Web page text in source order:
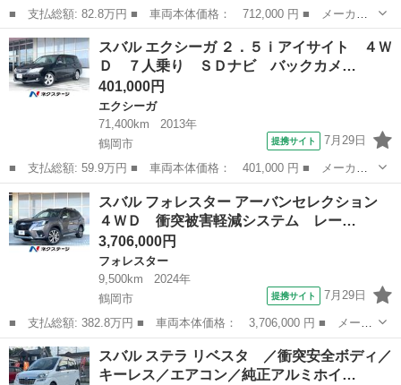
■ 支払総額: 82.8万円 ■ 車両本体価格： 712,000 円 ■ メーカー
名： スバル ■ 車種名： ＸＶ ■ グレード名： ２．０ｉ アイ
サイト ４ＷＤ バックカメラ 衝突被害軽減システム レーダーク
ルーズ 禁煙...
山形 米沢市 インプレッサ
スバル エクシーガ ２．５ｉアイサイト ４Ｗ
Ｄ ７人乗り ＳＤナビ バックカメ…
401,000円
エクシーガ
71,400km
2013年
鶴岡市
提携サイト 7月29日
■ 支払総額: 59.9万円 ■ 車両本体価格： 401,000 円 ■ メーカー
名： スバル ■ 車種名： エクシーガ ■ グレード名： ２．５ｉ
アイサイト ４ＷＤ ７人乗り ＳＤナビ バックカメラ 衝突被害
軽減システム...
山形 鶴岡市
スバル フォレスター アーバンセレクション
４ＷＤ 衝突被害軽減システム レー…
3,706,000円
フォレスター
9,500km
2024年
鶴岡市
提携サイト 7月29日
■ 支払総額: 382.8万円 ■ 車両本体価格： 3,706,000 円 ■ メーカ
ー名： スバル ■ 車種名： フォレスター ■ グレード名： アー
バンセレクション ４ＷＤ 衝突被害軽減システム レーダークルー
ズ 禁煙...
山形 鶴岡市
スバル ステラ リベスタ ／衝突安全ボディ／
キーレス／エアコン／純正アルミホイ…